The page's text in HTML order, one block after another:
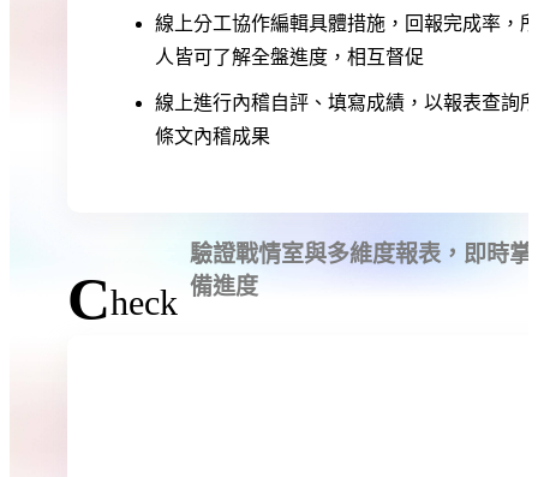
線上分工協作編輯具體措施，回報完成率，
人皆可了解全盤進度，相互督促
線上進行內稽自評、填寫成績，以報表查詢
條文內稽成果
Check
驗證戰情室與多維度報表，即時掌
備進度